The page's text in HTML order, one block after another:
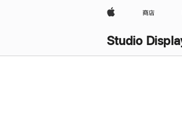
Apple 商店
Studio